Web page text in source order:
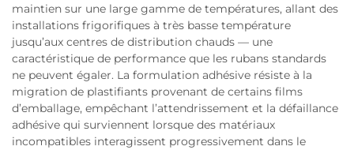
maintien sur une large gamme de températures, allant des
installations frigorifiques à très basse température
jusqu’aux centres de distribution chauds — une
caractéristique de performance que les rubans standards
ne peuvent égaler. La formulation adhésive résiste à la
migration de plastifiants provenant de certains films
d’emballage, empêchant l’attendrissement et la défaillance
adhésive qui surviennent lorsque des matériaux
incompatibles interagissent progressivement dans le